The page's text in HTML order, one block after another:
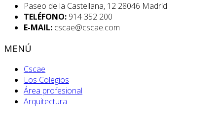
Paseo de la Castellana, 12 28046 Madrid
TELÉFONO: 914 352 200
E-MAIL: cscae@cscae.com
MENÚ
Cscae
Los Colegios
Área profesional
Arquitectura